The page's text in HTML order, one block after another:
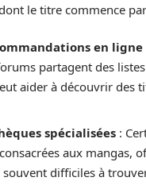
le titre commence
en ligne
partagent des
aider à découvrir des
spécialisées :
aux mangas,
difficiles à